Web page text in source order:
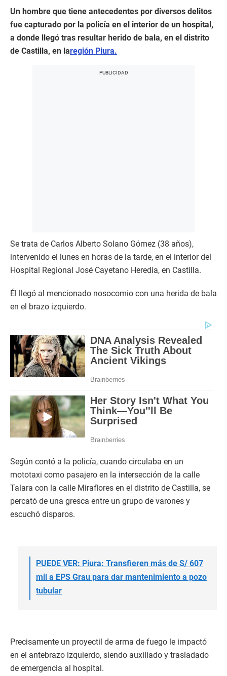
Un hombre que tiene antecedentes por diversos delitos
fue capturado por la policía en el interior de un hospital,
a donde llegó tras resultar herido de bala, en el distrito
de Castilla, en laregión Piura.
Se trata de Carlos Alberto Solano Gómez (38 años),
intervenido el lunes en horas de la tarde, en el interior del
Hospital Regional José Cayetano Heredia, en Castilla.
Él llegó al mencionado nosocomio con una herida de bala
en el brazo izquierdo.
Según contó a la policía, cuando circulaba en un
mototaxi como pasajero en la intersección de la calle
Talara con la calle Miraflores en el distrito de Castilla, se
percató de una gresca entre un grupo de varones y
escuchó disparos.
PUEDE VER: Piura: Transfieren más de S/ 607
mil a EPS Grau para dar mantenimiento a pozo
tubular
Precisamente un proyectil de arma de fuego le impactó
en el antebrazo izquierdo, siendo auxiliado y trasladado
de emergencia al hospital.